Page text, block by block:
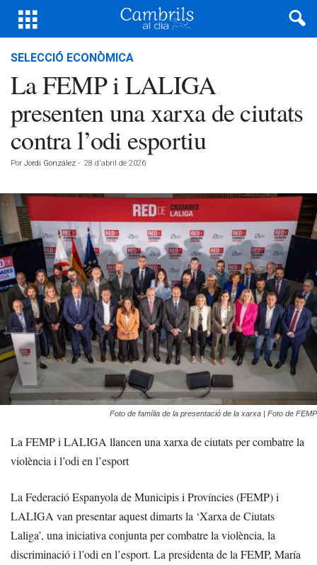
SELECCIÓ ECONÒMICA
La FEMP i LALIGA
presenten una xarxa de ciutats
contra l’odi esportiu
Por Jordi González - 28 d'abril de 2026
Foto de família de la presentació de la xarxa | Foto de FEMP
La FEMP i LALIGA llancen una xarxa de ciutats per combatre la
violència i l’odi en l’esport
La Federació Espanyola de Municipis i Províncies (FEMP) i
LALIGA van presentar aquest dimarts la ‘Xarxa de Ciutats
Laliga’, una iniciativa conjunta per combatre la violència, la
discriminació i l’odi en l’esport. La presidenta de la FEMP, María